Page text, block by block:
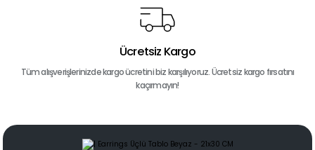
Ücretsiz Kargo
Tüm alışverişlerinizde kargo ücretini biz karşılıyoruz. Ücretsiz kargo fırsatını
kaçırmayın!